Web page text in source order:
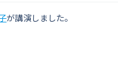
が講演しました。